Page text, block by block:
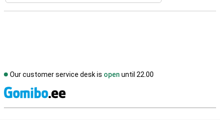
Our customer service desk is open until 22.00